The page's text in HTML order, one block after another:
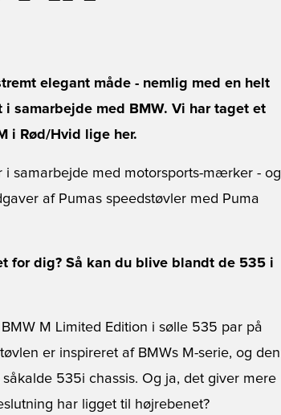
elegant måde - nemlig med en helt
samarbejde med BMW. Vi har taget et
i Rød/Hvid lige her.
i samarbejde med motorsports-mærker - og
af Pumas speedstøvler med Puma
for dig? Så kan du blive blandt de 535 i
M Limited Edition i sølle 535 par på
er inspireret af BMWs M-serie, og den
535i chassis. Og ja, det giver mere
har ligget til højrebenet?